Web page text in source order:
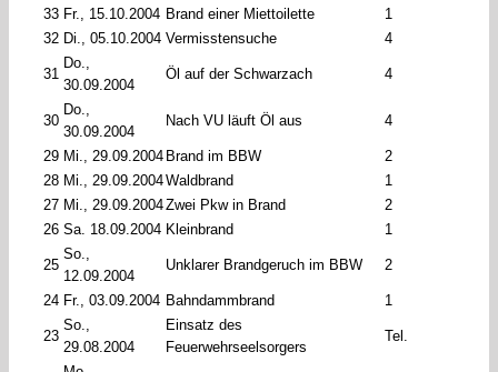
33 Fr., 15.10.2004 Brand einer Miettoilette
1
32 Di., 05.10.2004 Vermisstensuche 4
31
Do.,
30.09.2004
Öl auf der Schwarzach 4
30
Do.,
30.09.2004
Nach VU läuft Öl aus 4
29 Mi., 29.09.2004 Brand im BBW
2
28 Mi., 29.09.2004Waldbrand
1
27 Mi., 29.09.2004Zwei Pkw in Brand
2
26 Sa. 18.09.2004 Kleinbrand 1
25
So.,
12.09.2004
Unklarer Brandgeruch im BBW 2
24 Fr., 03.09.2004 Bahndammbrand 1
23
So.,
29.08.2004
Einsatz des
Feuerwehrseelsorgers
Tel.